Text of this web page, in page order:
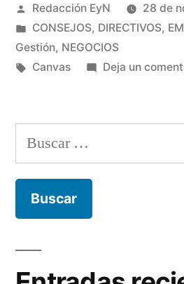
modelo
canvas
para
diseño
Publicado
por
Redacción EyN
28 de
Publicado
en
CONSEJOS, DIRECTIVOS,
Gestión, NEGOCIOS
Etiquetas:
Canvas Deja un
Buscar: